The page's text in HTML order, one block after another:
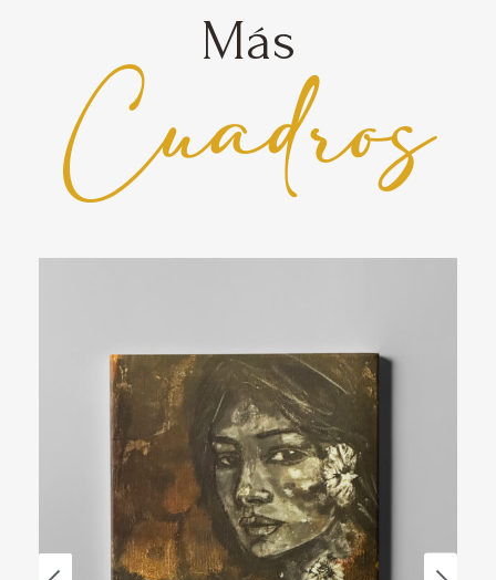
Más
Cuadros